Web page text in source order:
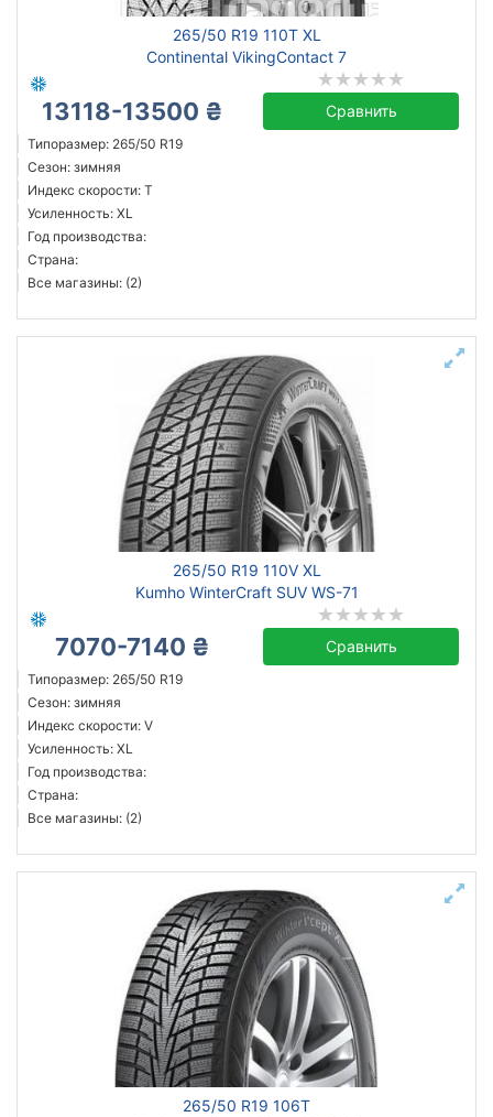
265/50 R19 110T XL
Continental VikingContact 7
13118-13500 ₴ Сравнить
Типоразмер: 265/50 R19
Сезон: зимняя
Индекс скорости: T
Усиленность: XL
Год производства:
Страна:
Все магазины: (2)
265/50 R19 110V XL
Kumho WinterCraft SUV WS-71
7070-7140 ₴ Сравнить
Типоразмер: 265/50 R19
Сезон: зимняя
Индекс скорости: V
Усиленность: XL
Год производства:
Страна:
Все магазины: (2)
265/50 R19 106T